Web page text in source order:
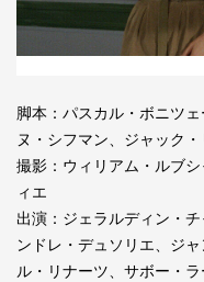
脚本：パスカル・ボニツ
ヌ・シフマン、ジャック・
撮影：ウィリアム・ルブ
ィエ
出演：ジェラルディン・
ンドレ・デュソリエ、ジ
ル・リナーツ、サボー・